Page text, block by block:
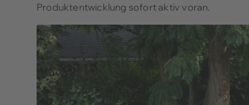
Produktentwicklung sofort aktiv voran.